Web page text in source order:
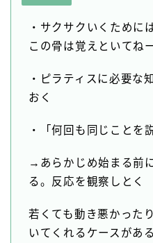
・サクサクいくために
この骨は覚えといてね
・ピラティスに必要な
おく
・「何回も同じことを
→あらかじめ始まる前
る。反応を観察しとく
若くても動き悪かった
いてくれるケースがある